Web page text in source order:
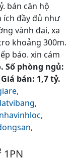
bán căn hộ
ích đầy đủ như
vành đai, xa
khoảng 300m.
báo. xin cám
Số phòng ngủ:
bán: 1,7 tỷ.
1PN